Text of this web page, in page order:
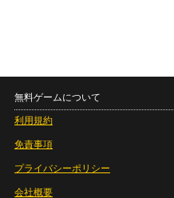
無料ゲームについて
利用規約
免責事項
プライバシーポリシー
会社概要